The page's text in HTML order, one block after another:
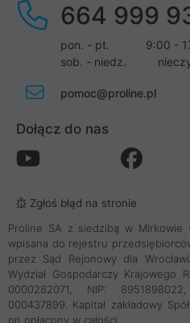
664 999
pon. - pt.
9:00 -
sob. - niedz.
pomoc@proline.pl
Dołącz do nas
Zgłoś błąd na stronie
Proline SA z siedzibą w Mirkowie
wpisana do rejestru
przez Sąd Rejonowy dla
Wydział Gospodarczy Krajowego
0000282071, NIP:
000437899. Kapitał zakładowy
on opłacony w całości.